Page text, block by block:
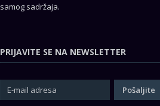
samog sadržaja.
PRIJAVITE SE NA NEWSLETTER